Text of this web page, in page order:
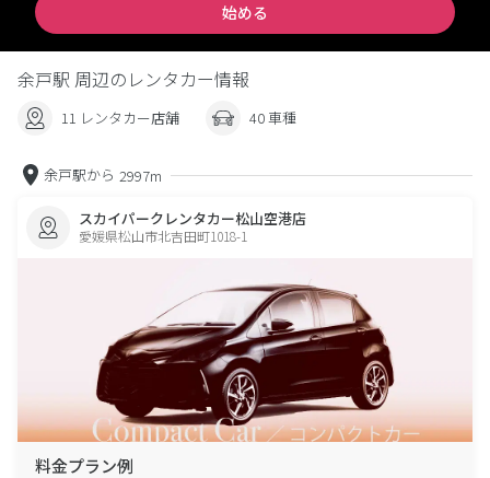
始める
余戸駅 周辺のレンタカー情報
11 レンタカー店舗 40 車種
余戸駅から 2997m
スカイパークレンタカー松山空港店
愛媛県松山市北吉田町1018-1
料金プラン例